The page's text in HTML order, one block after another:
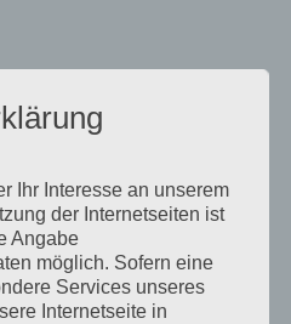
Ihr Interesse an unserem
der Internetseiten ist
Angabe
möglich. Sofern eine
Services unseres
Internetseite in